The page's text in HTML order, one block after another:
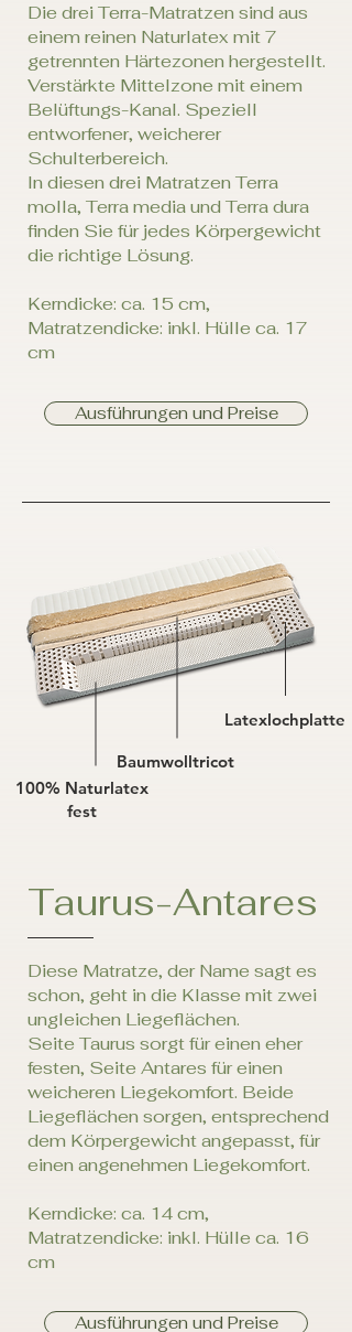
Die drei Terra-Matratzen sind aus
einem reinen Naturlatex mit 7
getrennten Härtezonen hergestellt.
Verstärkte Mittelzone mit einem
Belüftungs-Kanal. Speziell
entworfener, weicherer
Schulterbereich.
In diesen drei Matratzen Terra
molla, Terra media und Terra dura
finden Sie für jedes Körpergewicht
die richtige Lösung.
Kerndicke: ca. 15 cm,
Matratzendicke: inkl. Hülle ca. 17
cm
Ausführungen und Preise
100% Naturlatex
fest
Baumwolltricot
Latexlochplatte
Taurus-Antares
Diese Matratze, der Name sagt es
schon, geht in die Klasse mit zwei
ungleichen Liegeflächen.
Seite Taurus sorgt für einen eher
festen, Seite Antares für einen
weicheren Liegekomfort. Beide
Liegeflächen sorgen, entsprechend
dem Körpergewicht angepasst, für
einen angenehmen Liegekomfort.
Kerndicke: ca. 14 cm,
Matratzendicke: inkl. Hülle ca. 16
cm
Ausführungen und Preise